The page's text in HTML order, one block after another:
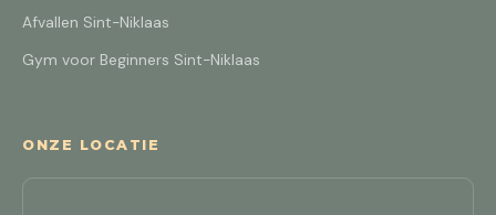
Afvallen Sint-Niklaas
Gym voor Beginners Sint-Niklaas
ONZE LOCATIE